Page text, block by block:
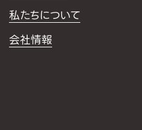
私たちについて
会社情報